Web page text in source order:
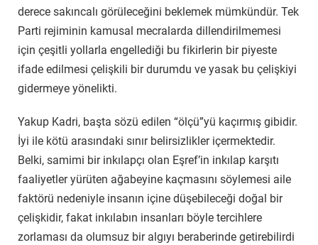
derece sakıncalı görüleceğini beklemek mümkündür. Tek
Parti rejiminin kamusal mecralarda dillendirilmemesi
için çeşitli yollarla engellediği bu fikirlerin bir piyeste
ifade edilmesi çelişkili bir durumdu ve yasak bu çelişkiyi
gidermeye yönelikti.
Yakup Kadri, başta sözü edilen “ölçü”yü kaçırmış gibidir.
İyi ile kötü arasındaki sınır belirsizlikler içermektedir.
Belki, samimi bir inkılapçı olan Eşref’in inkılap karşıtı
faaliyetler yürüten ağabeyine kaçmasını söylemesi aile
faktörü nedeniyle insanın içine düşebileceği doğal bir
çelişkidir, fakat inkılabın insanları böyle tercihlere
zorlaması da olumsuz bir algıyı beraberinde getirebilirdi